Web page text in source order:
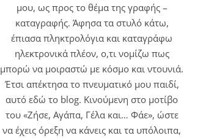
μου, ως προς το θέμα της γραφής –
καταγραφής. Άφησα τα στυλό κάτω,
έπιασα πληκτρολόγια και καταγράφω
ηλεκτρονικά πλέον, ο,τι νομίζω πως
μπορώ να μοιραστώ με κόσμο και ντουνιά.
Έτσι απέκτησα το πνευματικό μου παιδί,
αυτό εδώ το blog. Κινούμενη στο μοτίβο
του «Ζήσε, Αγάπα, Γέλα και… Φάε», ώστε
να έχεις όρεξη να κάνεις και τα υπόλοιπα,